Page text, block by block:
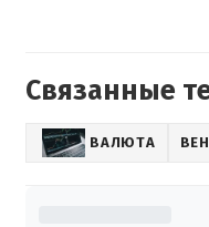
Связанные
ВАЛЮТА